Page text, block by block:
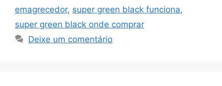
emagrecedor, super green black funciona,
super green black onde comprar
Deixe um comentário